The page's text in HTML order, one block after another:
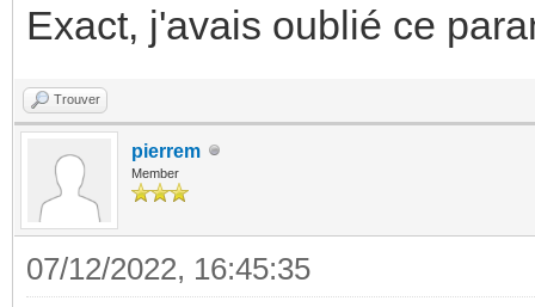
Exact, j'avais oublié ce
Trouver
pierrem
Member
07/12/2022, 16:45:35